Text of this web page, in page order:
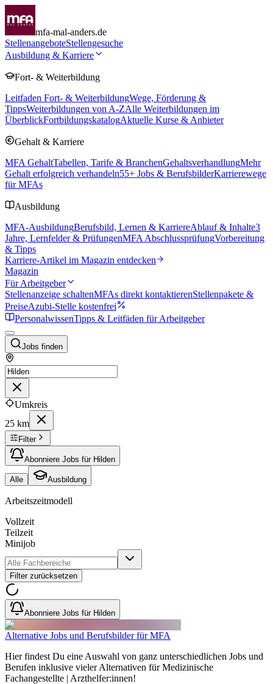
mfa-mal-anders.de
StellenangeboteStellengesuche
Ausbildung & Karriere
Fort- & Weiterbildung
Leitfaden Fort- & WeiterbildungWege, Förderung &
TippsWeiterbildungen von A-ZAlle Weiterbildungen im
ÜberblickFortbildungskatalogAktuelle Kurse & Anbieter
Gehalt & Karriere
MFA GehaltTabellen, Tarife & BranchenGehaltsverhandlungMehr
Gehalt erfolgreich verhandeln55+ Jobs & BerufsbilderKarrierewege
für MFAs
Ausbildung
MFA-AusbildungBerufsbild, Lernen & KarriereAblauf & Inhalte3
Jahre, Lernfelder & PrüfungenMFA AbschlussprüfungVorbereitung
& Tipps
Karriere-Artikel im Magazin entdecken
Magazin
Für Arbeitgeber
Stellenanzeige schaltenMFAs direkt kontaktierenStellenpakete &
PreiseAzubi-Stelle kostenfrei
PersonalwissenTipps & Leitfäden für Arbeitgeber
Jobs finden
Umkreis
25 km
Filter
Abonniere Jobs für Hilden
Alle Ausbildung
Arbeitszeitmodell
Vollzeit
Teilzeit
Minijob
Filter zurücksetzen
Abonniere Jobs für Hilden
Alternative Jobs und Berufsbilder für MFA
Hier findest Du eine Auswahl von ganz unterschiedlichen Jobs und
Berufen inklusive vieler Alternativen für Medizinische
Fachangestellte | Arzthelfer:innen!